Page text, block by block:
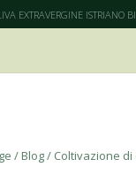
EXTRAVERGINE ISTRIANO
/Blog/ Coltivazione di